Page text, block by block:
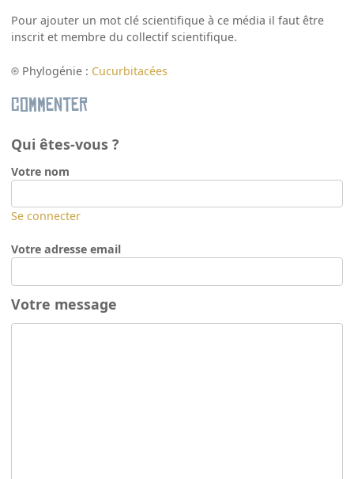
Pour ajouter un mot clé scientifique à ce média il faut être
inscrit et membre du collectif scientifique.
Phylogénie : Cucurbitacées
Commenter
Qui êtes-vous ?
Votre nom
Se connecter
Votre adresse email
Votre message